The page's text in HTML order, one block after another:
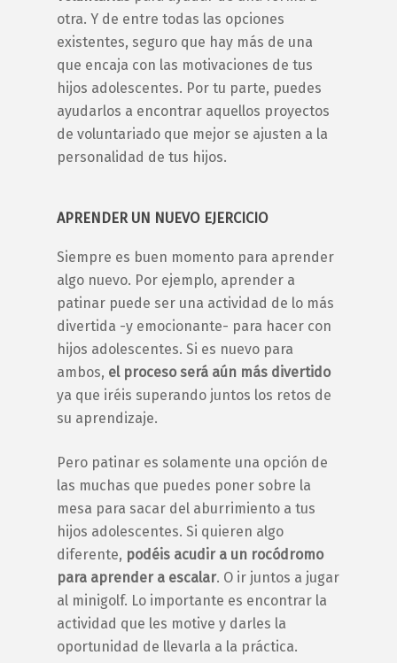
otra. Y de entre todas las opciones
existentes, seguro que hay más de una
que encaja con las motivaciones de tus
hijos adolescentes. Por tu parte, puedes
ayudarlos a encontrar aquellos proyectos
de voluntariado que mejor se ajusten a la
personalidad de tus hijos.
APRENDER UN NUEVO EJERCICIO
Siempre es buen momento para aprender
algo nuevo. Por ejemplo, aprender a
patinar puede ser una actividad de lo más
divertida -y emocionante- para hacer con
hijos adolescentes. Si es nuevo para
ambos, el proceso será aún más divertido
ya que iréis superando juntos los retos de
su aprendizaje.
Pero patinar es solamente una opción de
las muchas que puedes poner sobre la
mesa para sacar del aburrimiento a tus
hijos adolescentes. Si quieren algo
diferente, podéis acudir a un rocódromo
para aprender a escalar. O ir juntos a jugar
al minigolf. Lo importante es encontrar la
actividad que les motive y darles la
oportunidad de llevarla a la práctica.